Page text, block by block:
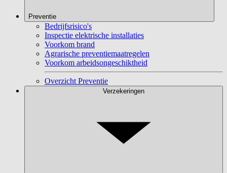
Preventie
Bedrijfsrisico's
Inspectie elektrische installaties
Voorkom brand
Agrarische preventiemaatregelen
Voorkom arbeidsongeschiktheid
Overzicht Preventie
Verzekeringen